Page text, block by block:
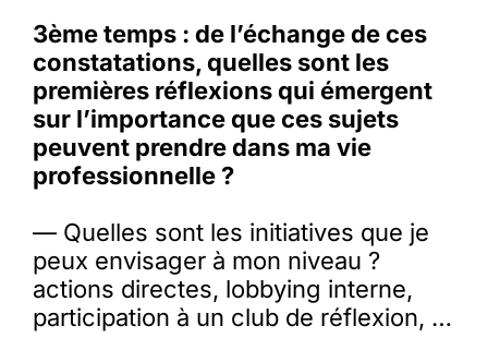
3ème temps : de l’échange de ces
constatations, quelles sont les
premières réflexions qui émergent
sur l’importance que ces sujets
peuvent prendre dans ma vie
professionnelle ?
— Quelles sont les initiatives que je
peux envisager à mon niveau ?
actions directes, lobbying interne,
participation à un club de réflexion, …